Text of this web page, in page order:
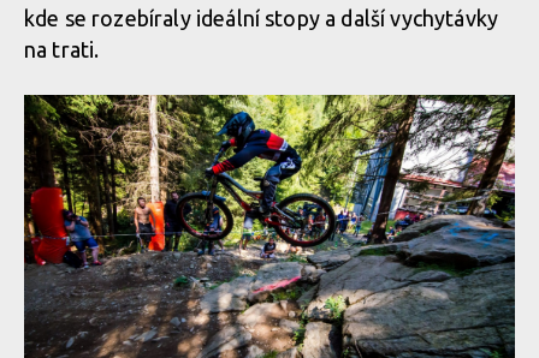
kde se rozebíraly ideální stopy a další vychytávky
na trati.